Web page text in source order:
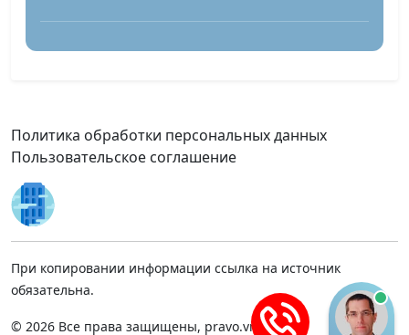
Политика обработки персональных данных
Пользовательское соглашение
При копировании информации ссылка на источник
обязательна.
© 2026 Все права защищены, pravo.vnmsk.ru.